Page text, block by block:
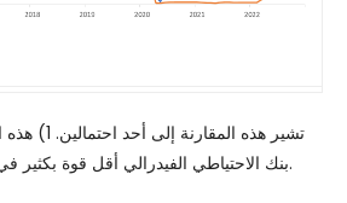
بنك الاحتياطي الفيدرالي أقل قوة بكثير في الخير أو الشر مما تعتقد.